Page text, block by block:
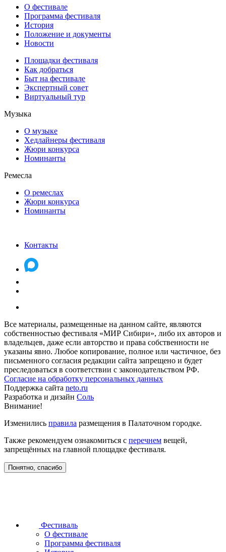
О фестивале
Программа фестиваля
История
Положение и документы
Новости
Площадки фестиваля
Как добраться
Быт на фестивале
Экспертный совет
Виртуальный тур
Музыка
О музыке
Хедлайнеры фестиваля
Жюри конкурса
Номинанты
Ремесла
О ремеслах
Жюри конкурса
Номинанты
Контакты
Все материалы, размещенные на данном сайте, являются
собственностью фестиваля «МИР Сибири», либо их авторов и
владельцев, даже если авторство и права собственности не
указаны явно. Любое копирование, полное или частичное, без
письменного согласия редакции сайта запрещено и будет
преследоваться в соответствии с законодательством РФ.
Согласие на обработку персональных данных
Поддержка сайта neto.ru
Разработка и дизайн Соль
Внимание!
Изменились правила размещения в Палаточном городке.
Также рекомендуем ознакомиться с перечнем вещей,
запрещённых на главной площадке фестиваля.
Понятно, спасибо
Фестиваль
О фестивале
Программа фестиваля